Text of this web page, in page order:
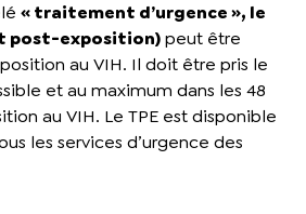
« traitement d’urgence », le
post-exposition)peut être
au VIH. Il doit être pris le
et au maximum dans les 48
au VIH. Le TPE est disponible
les services d’urgence des